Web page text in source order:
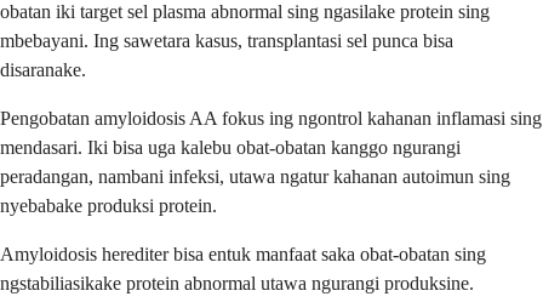
obatan iki target sel plasma abnormal sing ngasilake protein sing
mbebayani. Ing sawetara kasus, transplantasi sel punca bisa
disaranake.
Pengobatan amyloidosis AA fokus ing ngontrol kahanan inflamasi sing
mendasari. Iki bisa uga kalebu obat-obatan kanggo ngurangi
peradangan, nambani infeksi, utawa ngatur kahanan autoimun sing
nyebabake produksi protein.
Amyloidosis herediter bisa entuk manfaat saka obat-obatan sing
ngstabiliasikake protein abnormal utawa ngurangi produksine.